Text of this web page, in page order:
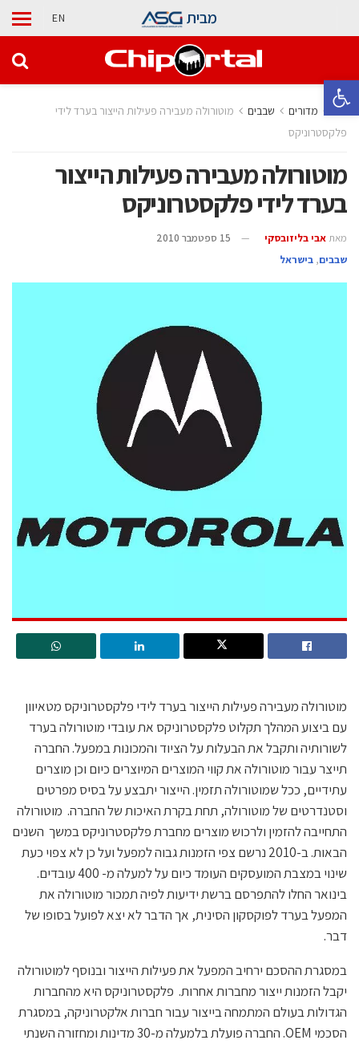
פתח סרגל נגישות
מבית EN
בית מדורים ‫שבבים‬
מוטורולה מעבירה פעילות הייצור בערד לידי
פלקסטרוניקס
מוטורולה מעבירה פעילות הייצור
בערד לידי פלקסטרוניקס
מאת אבי בליזובסקי
15 ספטמבר 2010
‫שבבים‬, בישראל
מוטורולה מעבירה פעילות הייצור בערד לידי פלקסטרוניקס מטאיוון
עם ביצוע המהלך תקלוט פלקסטרוניקס את עובדי מוטורולה בערד
לשורותיה ותקבל את הבעלות על הציוד והמכונות במפעל. החברה
תייצר עבור מוטורולה את קווי המוצרים המיוצרים כיום וכן מוצרים
עתידיים, ככל שמוטורולה תזמין. הייצור יתבצע על בסיס מפרטים
וסטנדרטים של מוטורולה, תחת בקרת האיכות של החברה. מוטורולה
התחייבה להזמין ולרכוש מוצרים מחברת פלקסטרוניקס במשך השנים
הבאות. ב-2010 נרשם צפי הזמנות גבוה למפעל ועל כן לא צפוי כעת
שינוי במצבת המועסקים העומד כיום על למעלה מ- 400 עובדים.
בינואר החלו להתפרסם ברשת ידיעות לפיה תמכור מוטורולה את
המפעל בערד לפוקסקון הסינית, אך הדבר לא יצא לפועל בסופו של
דבר.
במסגרת ההסכם ירחיב המפעל את פעילות הייצור ובנוסף למוטורולה
יקבל הזמנות ייצור מחברות אחרות. פלקסטרוניקס היא מהחברות
הגדולות בעולם המתמחה בייצור עבור חברות אלקטרוניקה, במסגרת
הסכמי OEM. החברה פועלת בלמעלה מ-30 מדינות ומחזורה השנתי